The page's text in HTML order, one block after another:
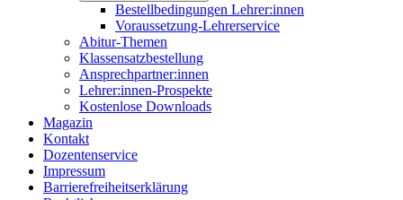
Bestellbedingungen Lehrer:innen
Voraussetzung-Lehrerservice
Abitur-Themen
Klassensatzbestellung
Ansprechpartner:innen
Lehrer:innen-Prospekte
Kostenlose Downloads
Magazin
Kontakt
Dozentenservice
Impressum
Barrierefreiheitserklärung